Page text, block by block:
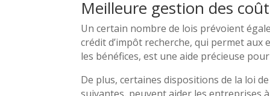
Meilleure gestion des
Un certain nombre de lois prévoient
crédit d’impôt recherche, qui permet
les bénéfices, est une aide précieuse
De plus, certaines dispositions de la loi